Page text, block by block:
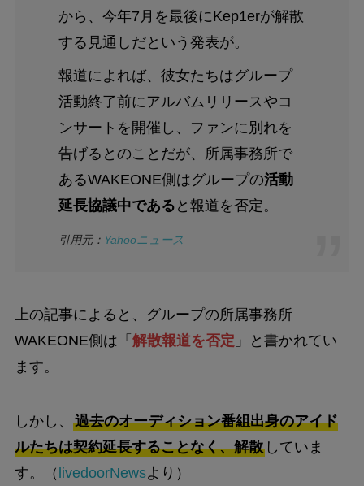
から、今年7月を最後にKep1erが解散
する見通しだという発表が。
報道によれば、彼女たちはグループ
活動終了前にアルバムリリースやコ
ンサートを開催し、ファンに別れを
告げるとのことだが、所属事務所で
あるWAKEONE側はグループの活動
延長協議中である と報道を否定。
引用元： Yahooニュース
上の記事によると、グループの所属事務所
WAKEONE側は「 解散報道を否定 」と書かれてい
ます。
しかし、 過去のオーディション番組出身のアイド
ルたちは契約延長することなく、解散していま
す。（ livedoorNewsより）